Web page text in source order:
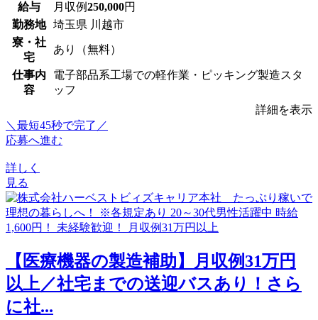
給与 月収例250,000円
勤務地 埼玉県 川越市
寮・社
宅
あり（無料）
仕事内
容
電子部品系工場での軽作業・ピッキング製造スタ
ッフ
詳細を表示
＼最短45秒で完了／
応募へ進む
詳しく
見る
【医療機器の製造補助】月収例31万円
以上／社宅までの送迎バスあり！さら
に社...